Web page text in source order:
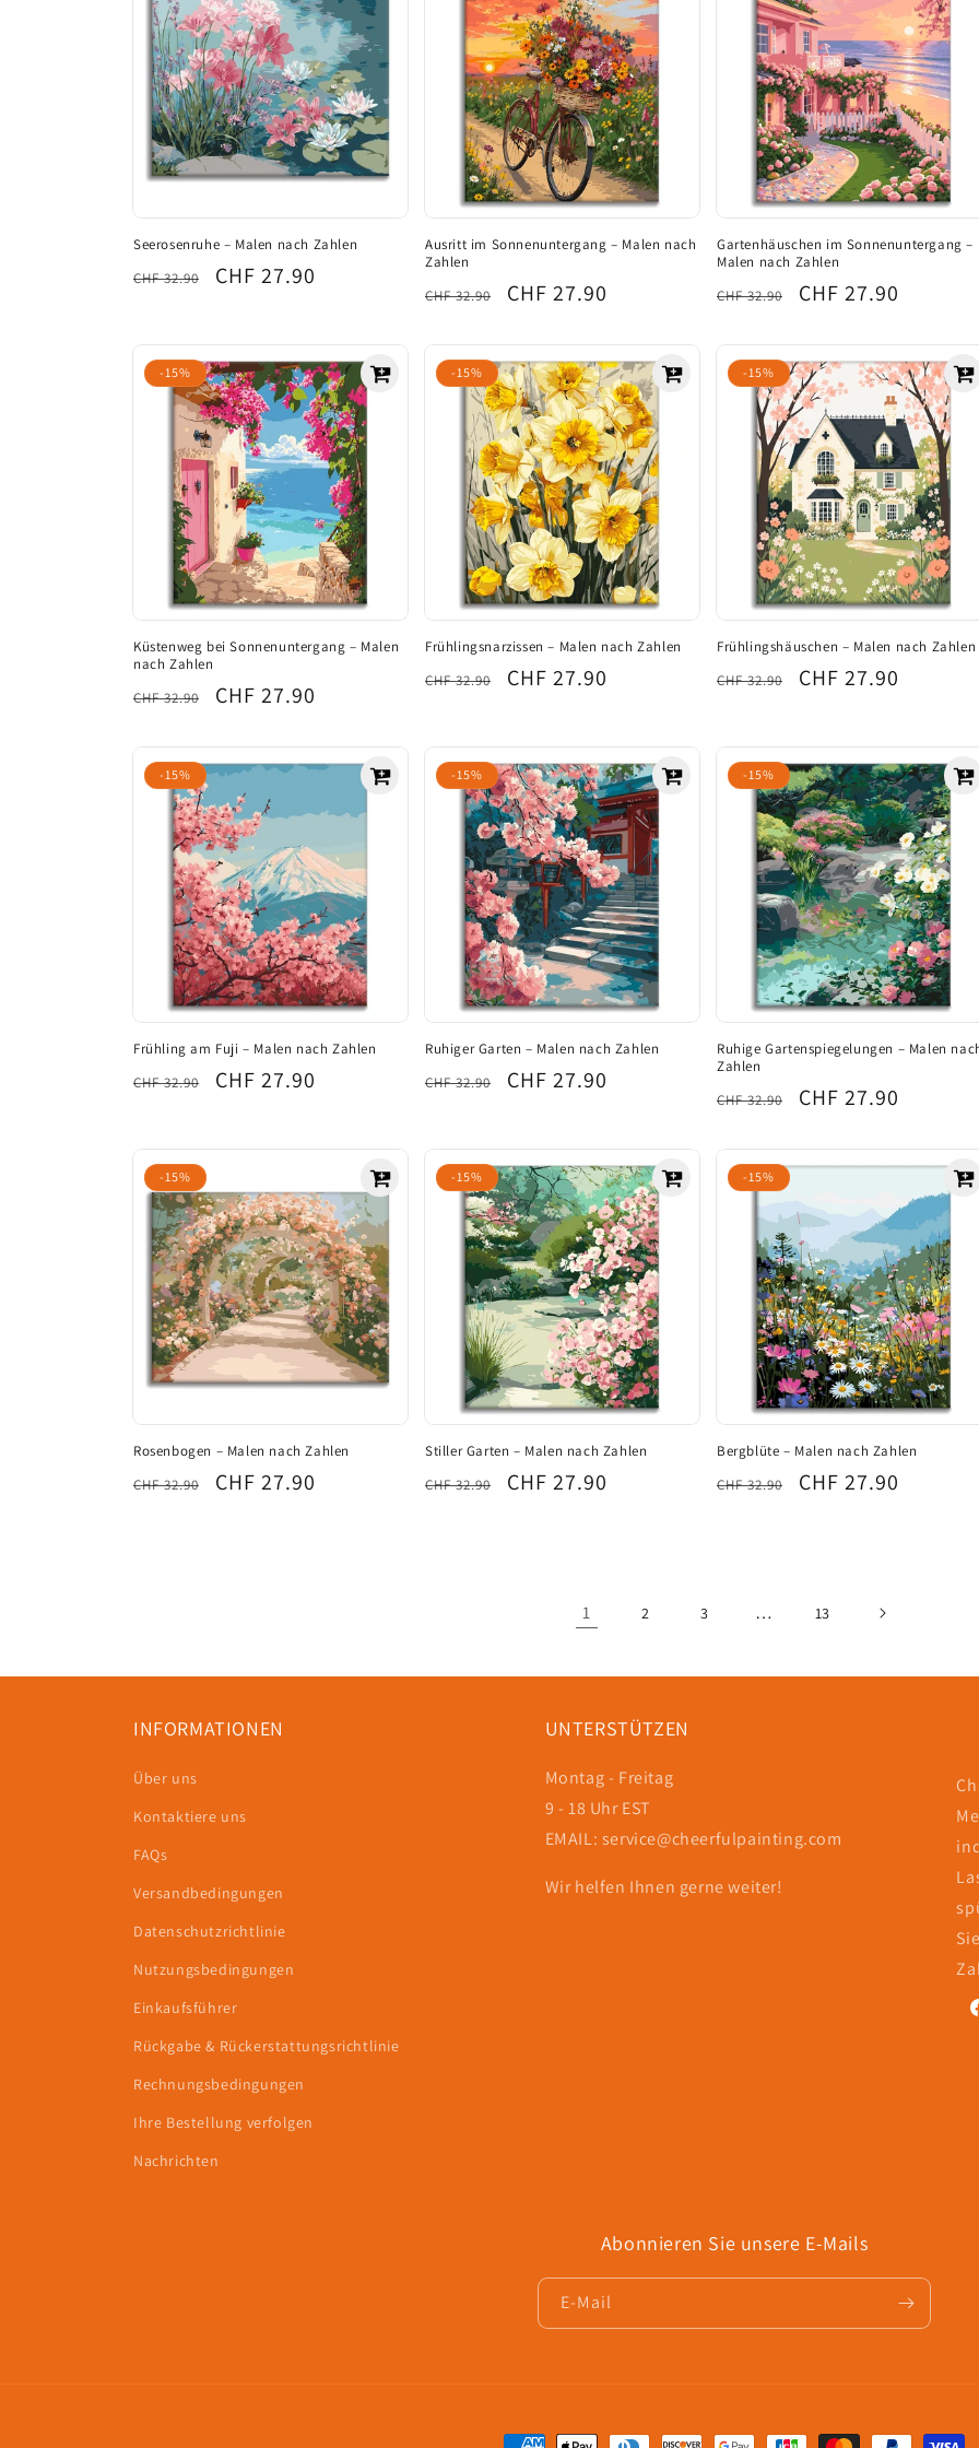
g
o
e
:
Seerosenruhe – Malen nach Zahlen
Normaler
CHF 32.90 Verkaufspreis
CHF 27.90
Ausritt im Sonnenuntergang – Malen nach
Zahlen
Normaler
CHF 32.90 Verkaufspreis
CHF 27.90
Gartenhäuschen im Sonnenuntergang –
Malen nach Zahlen
Normaler
CHF 32.90 Verkaufspreis
CHF 27.90
-15%
Küstenweg bei Sonnenuntergang – Malen
nach Zahlen
Normaler
CHF 32.90 Verkaufspreis
CHF 27.90
-15%
Frühlingsnarzissen – Malen nach Zahlen
Normaler
CHF 32.90 Verkaufspreis
CHF 27.90
-15%
Frühlingshäuschen – Malen nach Zahlen
Normaler
CHF 32.90 Verkaufspreis
CHF 27.90
-15%
Frühling am Fuji – Malen nach Zahlen
Normaler
CHF 32.90 Verkaufspreis
CHF 27.90
-15%
Ruhiger Garten – Malen nach Zahlen
Normaler
CHF 32.90 Verkaufspreis
CHF 27.90
-15%
Ruhige Gartenspiegelungen – Malen
Zahlen
Normaler
CHF 32.90 Verkaufspreis
CHF 27.90
-15%
Rosenbogen – Malen nach Zahlen
Normaler
CHF 32.90 Verkaufspreis
CHF 27.90
-15%
Stiller Garten – Malen nach Zahlen
Normaler
CHF 32.90 Verkaufspreis
CHF 27.90
-15%
Bergblüte – Malen nach Zahlen
Normaler
CHF 32.90 Verkaufspreis
CHF 27.90
1 2 3 … 13
INFORMATIONEN
Über uns
Kontaktiere uns
FAQs
Versandbedingungen
Datenschutzrichtlinie
Nutzungsbedingungen
Einkaufsführer
Rückgabe & Rückerstattungsrichtlinie
Rechnungsbedingungen
Ihre Bestellung verfolgen
Nachrichten
UNTERSTÜTZEN
Montag - Freitag
9 - 18 Uhr EST
EMAIL: service@cheerfulpainting.com
Wir helfen Ihnen gerne weiter!
Abonnieren Sie unsere E-Mails
E-Mail